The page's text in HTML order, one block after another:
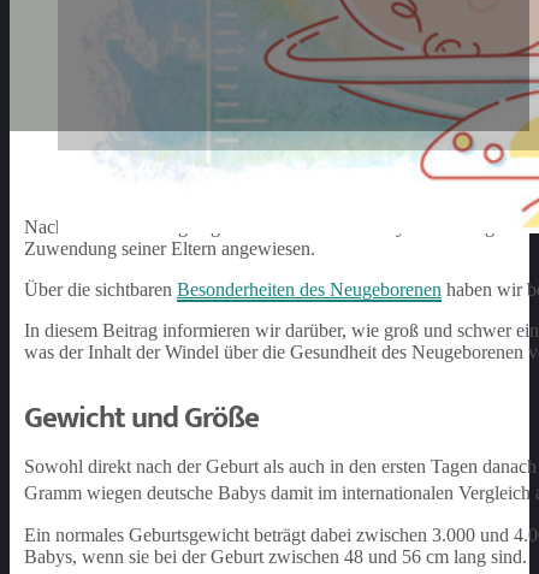
Nach der Entbindung beginnt für Eltern und Baby eine
Zuwendung seiner Eltern angewiesen.
Über die sichtbaren Besonderheiten des Neugeborenen haben wir
In diesem Beitrag informieren wir darüber, wie groß und schwer
was der Inhalt der Windel über die Gesundheit des Neugeborenen
Gewicht und Größe
Sowohl direkt nach der Geburt als auch in den ersten Tagen
Gramm wiegen deutsche Babys damit im internationalen Vergleich
Ein normales Geburtsgewicht beträgt dabei zwischen 3.000 und
Babys, wenn sie bei der Geburt zwischen 48 und 56 cm lang sind.